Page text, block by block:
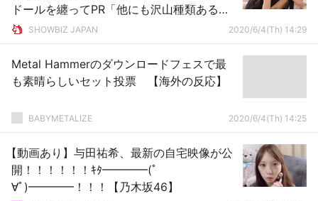
ドールを纏ってPR「他にも沢山種類あるか
ら @noalice_by_ryuyu でチェックしてね」
SHOWBIZ JAPAN 2020/6/4(Th) 14:29
Metal Hammerのダウンロードフェスで最
も素晴らしいセット投票 【海外の反応】
BABYMETALIZE 2020/6/4(Th) 14:25
【動画あり】与田祐希、最新の自宅映像が公
開！！！！！！ｷﾀ━━━━(ﾟ
∀ﾟ)━━━━！！！【乃木坂46】